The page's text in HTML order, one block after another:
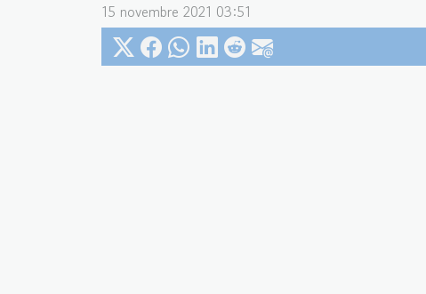
15 novembre 2021 03:51